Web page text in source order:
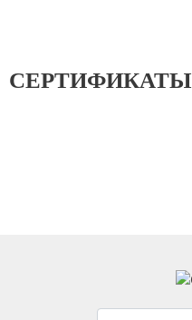
СЕРТИФИКАТЫ